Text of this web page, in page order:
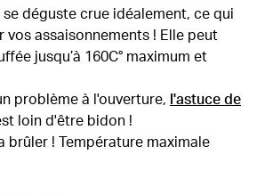
déguste crue idéalement, ce qui
vos assaisonnements ! Elle peut
jusqu’à 160C° maximum et
problème à l'ouverture, l'astuce de
loin d'être bidon !
brûler ! Température maximale